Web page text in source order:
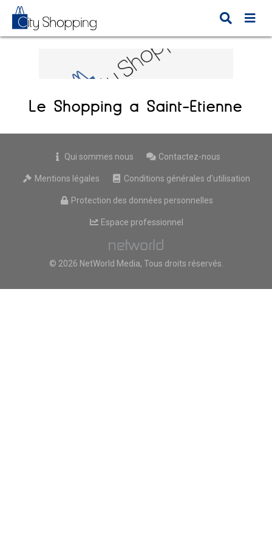
Le Shopping à Saint-Etienne
Qui sommes nous Contactez-nous
Mentions légales Conditions générales d'utilisation
Protection des données personnelles
Espace professionnel
© 2026 NetWorld Media, Tous droits réservés.